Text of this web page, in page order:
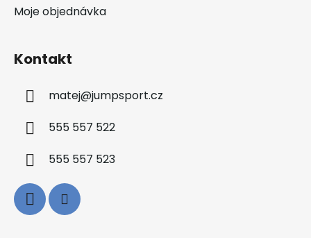
Moje objednávka
Kontakt
matej@jumpsport.cz
555 557 522
555 557 523